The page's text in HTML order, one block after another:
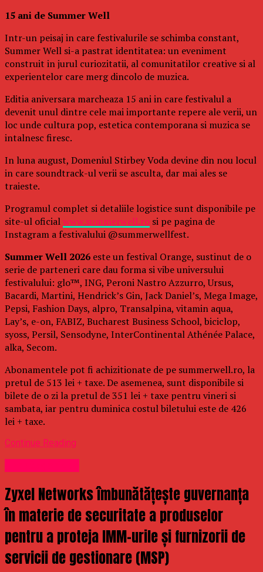
15 ani de Summer Well
Intr-un peisaj in care festivalurile se schimba constant,
Summer Well si-a pastrat identitatea: un eveniment
construit in jurul curiozitatii, al comunitatilor creative si al
experientelor care merg dincolo de muzica.
Editia aniversara marcheaza 15 ani in care festivalul a
devenit unul dintre cele mai importante repere ale verii, un
loc unde cultura pop, estetica contemporana si muzica se
intalnesc firesc.
In luna august, Domeniul Stirbey Voda devine din nou locul
in care soundtrack-ul verii se asculta, dar mai ales se
traieste.
Programul complet si detaliile logistice sunt disponibile pe
site-ul oficialwww.summerwell.ro si pe pagina de
Instagram a festivalului @summerwellfest.
Summer Well 2026 este un festival Orange, sustinut de o
serie de parteneri care dau forma si vibe universului
festivalului: glo™, ING, Peroni Nastro Azzurro, Ursus,
Bacardi, Martini, Hendrick’s Gin, Jack Daniel’s, Mega Image,
Pepsi, Fashion Days, alpro, Transalpina, vitamin aqua,
Lay’s, e-on, FABIZ, Bucharest Business School, biciclop,
syoss, Persil, Sensodyne, InterContinental Athénée Palace,
alka, Secom.
Abonamentele pot fi achizitionate de pe summerwell.ro, la
pretul de 513 lei + taxe. De asemenea, sunt disponibile si
bilete de o zi la pretul de 351 lei + taxe pentru vineri si
sambata, iar pentru duminica costul biletului este de 426
lei + taxe.
Continue Reading
Zyxel Networks îmbunătățește guvernanța
în materie de securitate a produselor
pentru a proteja IMM-urile și furnizorii de
servicii de gestionare (MSP)